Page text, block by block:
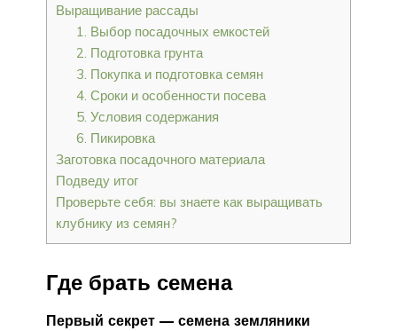
Выращивание рассады
1. Выбор посадочных емкостей
2. Подготовка грунта
3. Покупка и подготовка семян
4. Сроки и особенности посева
5. Условия содержания
6. Пикировка
Заготовка посадочного материала
Подведу итог
Проверьте себя: вы знаете как выращивать
клубнику из семян?
Где брать семена
Первый секрет — семена земляники